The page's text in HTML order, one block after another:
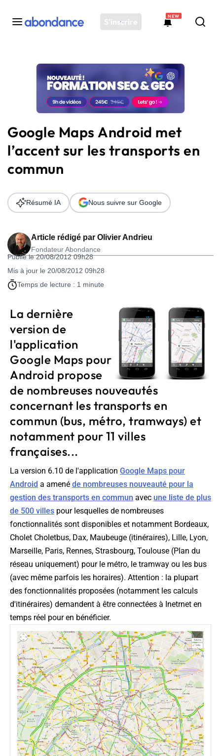
S'inscrire
NEW
Toutes les actus
Actus SEO
Plateforme
Solutions
Ressources
Audit SEO
Google Maps Android met
l’accent sur les transports en
commun
Article rédigé par Olivier Andrieu
Fondateur Abondance
Publié le 20/08/2012 09h28
Mis à jour le 20/08/2012 09h28
Temps de lecture : 1 minute
Résumé IA Nous suivre sur Google
La dernière
version de
l'application
Google Maps pour
Android propose
de nombreuses nouveautés
concernant les transports en
commun (bus, métro, tramways) et
notamment pour 11 villes
françaises...
La version 6.10 de l'application Google Maps pour
Android a amené de nombreuses nouveauté pour la
gestion des transports en commun avec une liste de plus
de 500 villes pour lesquelles de nombreuses
fonctionnalités sont disponibles et notamment Bordeaux,
Cholet Choletbus, Dax, Maubeuge (itinéraires), Lille, Lyon,
Marseille, Paris, Rennes, Strasbourg, Toulouse (Plan du
réseau uniquement) pour le métro, le tramway ou les bus
(avec même parfois les horaires). Attention : la plupart
des fonctionnalités proposées (notamment les calculs
d'itinéraires) demandent à être connectées à Inetrnet en
temps réel pour en bénéficier.